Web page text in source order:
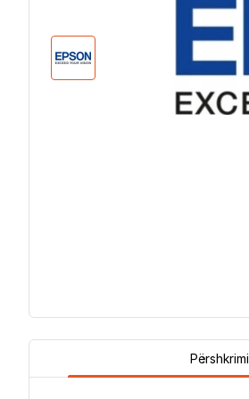
Përshkrimi